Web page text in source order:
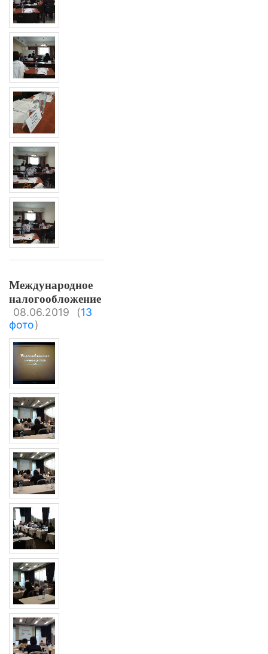
Международное
налогообложение
08.06.2019
(13
фото)